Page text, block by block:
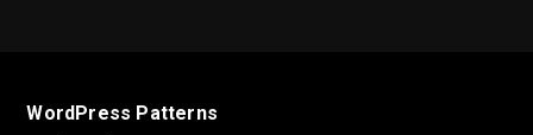
WordPress Patterns